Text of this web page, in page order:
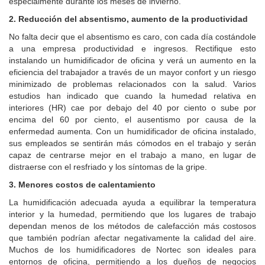
2. Reducción del absentismo, aumento de la productividad
No falta decir que el absentismo es caro, con cada día costándole
a una empresa productividad e ingresos. Rectifique esto
instalando un humidificador de oficina y verá un aumento en la
eficiencia del trabajador a través de un mayor confort y un riesgo
minimizado de problemas relacionados con la salud. Varios
estudios han indicado que cuando la humedad relativa en
interiores (HR) cae por debajo del 40 por ciento o sube por
encima del 60 por ciento, el ausentismo por causa de la
enfermedad aumenta. Con un humidificador de oficina instalado,
sus empleados se sentirán más cómodos en el trabajo y serán
capaz de centrarse mejor en el trabajo a mano, en lugar de
distraerse con el resfriado y los síntomas de la gripe.
3. Menores costos de calentamiento
La humidificación adecuada ayuda a equilibrar la temperatura
interior y la humedad, permitiendo que los lugares de trabajo
dependan menos de los métodos de calefacción más costosos
que también podrían afectar negativamente la calidad del aire.
Muchos de los humidificadores de Nortec son ideales para
entornos de oficina, permitiendo a los dueños de negocios